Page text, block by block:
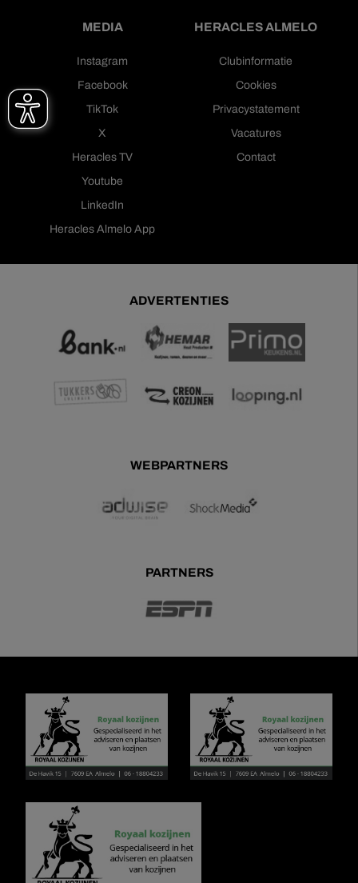
MEDIA
Instagram
Facebook
TikTok
X
Heracles TV
Youtube
LinkedIn
Heracles Almelo App
HERACLES ALMELO
Clubinformatie
Cookies
Privacystatement
Vacatures
Contact
ADVERTENTIES
WEBPARTNERS
PARTNERS